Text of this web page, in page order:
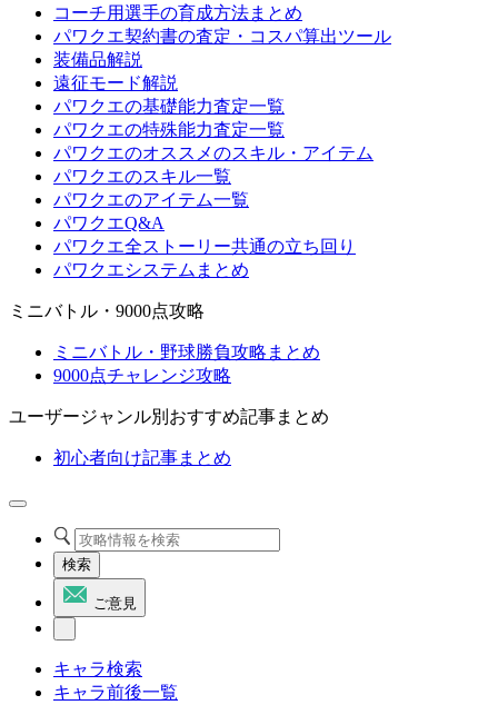
コーチ用選手の育成方法まとめ
パワクエ契約書の査定・コスパ算出ツール
装備品解説
遠征モード解説
パワクエの基礎能力査定一覧
パワクエの特殊能力査定一覧
パワクエのオススメのスキル・アイテム
パワクエのスキル一覧
パワクエのアイテム一覧
パワクエQ&A
パワクエ全ストーリー共通の立ち回り
パワクエシステムまとめ
ミニバトル・9000点攻略
ミニバトル・野球勝負攻略まとめ
9000点チャレンジ攻略
ユーザージャンル別おすすめ記事まとめ
初心者向け記事まとめ
検索
ご意見
キャラ検索
キャラ前後一覧